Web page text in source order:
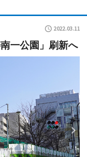
2022.03.11
一公園」刷新へ